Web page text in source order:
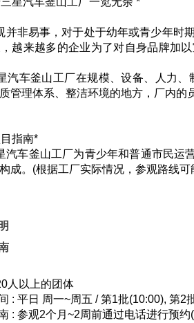
非易事，对于处于幼年或青少年时
越来越多的企业为了对自身品牌加
车釜山工厂在规模、设备、人力、
管理体系、整洁环境的地方，厂内
指南*
车釜山工厂为青少年和普通市民运
成。(根据工厂实际情况，参观路线可
人以上的团体
: 平日 周一~周五 / 第1批(10:00), 第2
: 参观2个月~2周前通过电话进行预